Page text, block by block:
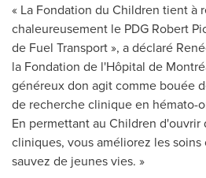
« La Fondation du Children tient à
chaleureusement le PDG Robert
de Fuel Transport », a déclaré
la Fondation de l'Hôpital de
généreux don agit comme bouée
de recherche clinique en hémato-
En permettant au Children d'ouvrir
cliniques, vous améliorez les
sauvez de jeunes vies. »